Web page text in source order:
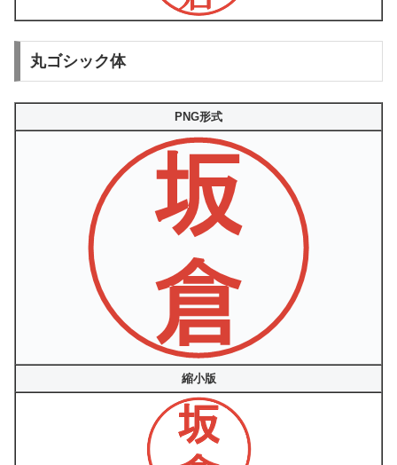
丸ゴシック体
PNG形式
縮小版